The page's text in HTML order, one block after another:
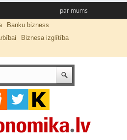
par mums
Banku bizness
Biznesa izglītība